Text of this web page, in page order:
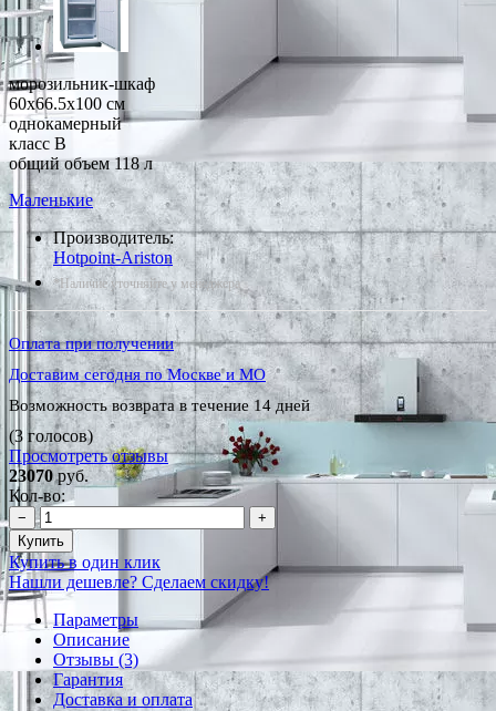
морозильник-шкаф
60x66.5x100 см
однокамерный
класс B
общий объем 118 л
Маленькие
Производитель:
Hotpoint-Ariston
*Наличие уточняйте у менеджера
Оплата при получении
Доставим сегодня по Москве и МО
Возможность возврата в течение 14 дней
(3 голосов)
Просмотреть отзывы
23070руб.
Кол-во:
−
+
Купить
Купить в один клик
Нашли дешевле? Сделаем скидку!
Параметры
Описание
Отзывы (3)
Гарантия
Доставка и оплата